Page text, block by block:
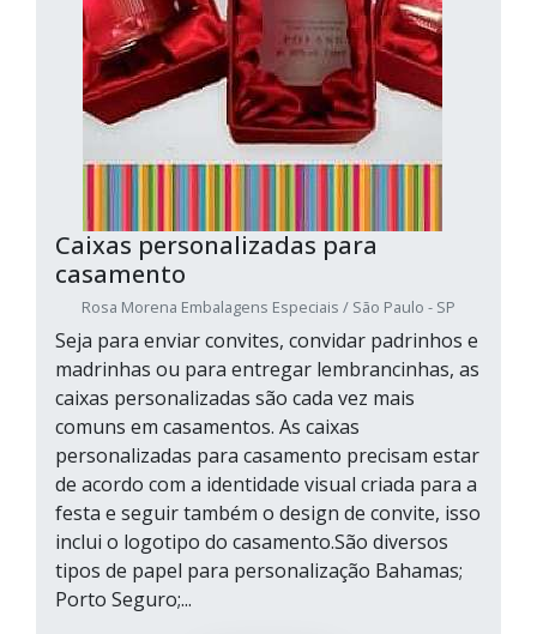
Caixas personalizadas para
casamento
Rosa Morena Embalagens Especiais / São Paulo - SP
Seja para enviar convites, convidar padrinhos e
madrinhas ou para entregar lembrancinhas, as
caixas personalizadas são cada vez mais
comuns em casamentos. As caixas
personalizadas para casamento precisam estar
de acordo com a identidade visual criada para a
festa e seguir também o design de convite, isso
inclui o logotipo do casamento.São diversos
tipos de papel para personalização Bahamas;
Porto Seguro;...